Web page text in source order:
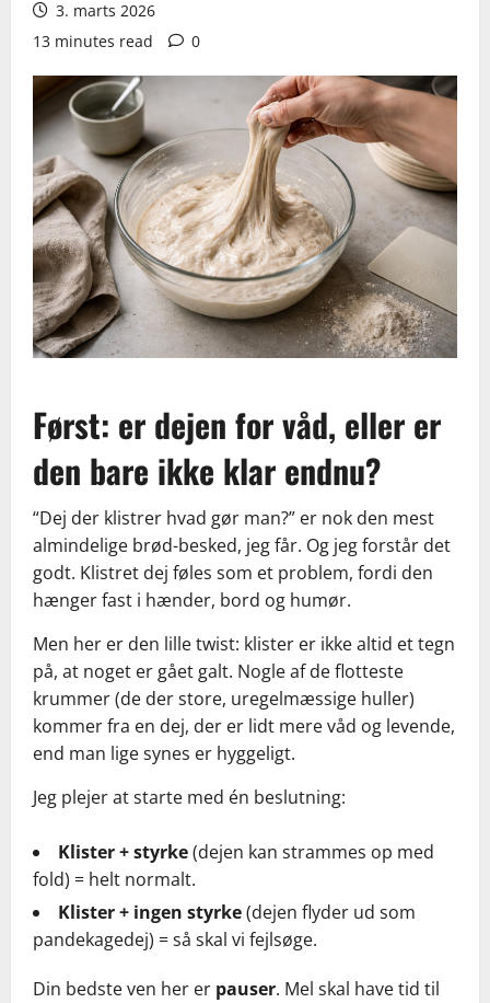
3. marts 2026
13 minutes read
0
Først: er dejen for våd, eller er
den bare ikke klar endnu?
“Dej der klistrer hvad gør man?” er nok den mest
almindelige brød-besked, jeg får. Og jeg forstår det
godt. Klistret dej føles som et problem, fordi den
hænger fast i hænder, bord og humør.
Men her er den lille twist: klister er ikke altid et tegn
på, at noget er gået galt. Nogle af de flotteste
krummer (de der store, uregelmæssige huller)
kommer fra en dej, der er lidt mere våd og levende,
end man lige synes er hyggeligt.
Jeg plejer at starte med én beslutning:
Klister + styrke(dejen kan strammes op med
fold) = helt normalt.
Klister + ingen styrke(dejen flyder ud som
pandekagedej) = så skal vi fejlsøge.
Din bedste ven her er pauser. Mel skal have tid til